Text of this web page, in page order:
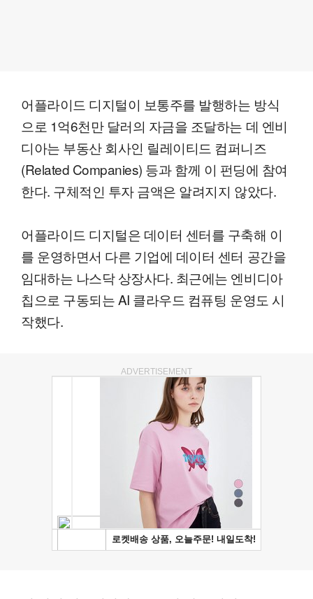
어플라이드 디지털이 보통주를 발행하는 방식
으로 1억6천만 달러의 자금을 조달하는 데 엔비
디아는 부동산 회사인 릴레이티드 컴퍼니즈
(Related Companies) 등과 함께 이 펀딩에 참여
한다. 구체적인 투자 금액은 알려지지 않았다.
어플라이드 디지털은 데이터 센터를 구축해 이
를 운영하면서 다른 기업에 데이터 센터 공간을
임대하는 나스닥 상장사다. 최근에는 엔비디아
칩으로 구동되는 AI 클라우드 컴퓨팅 운영도 시
작했다.
ADVERTISEMENT